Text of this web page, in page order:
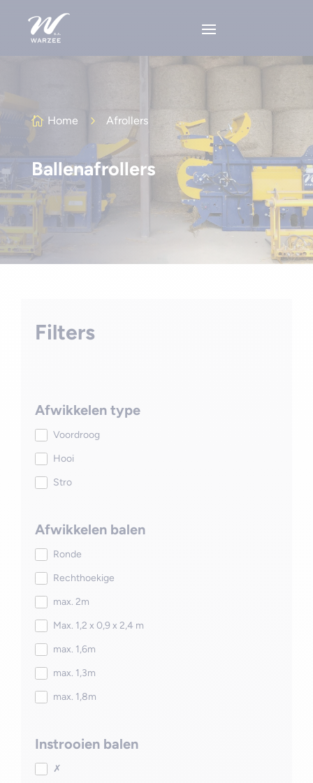
 Home 5 Afrollers
Ballenafrollers
Filters
Afwikkelen type
Voordroog
Hooi
Stro
Afwikkelen balen
Ronde
Rechthoekige
max. 2m
Max. 1,2 x 0,9 x 2,4 m
max. 1,6m
max. 1,3m
max. 1,8m
Instrooien balen
✗